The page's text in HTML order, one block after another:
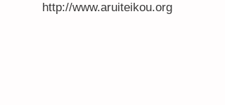
http://www.aruiteikou.org